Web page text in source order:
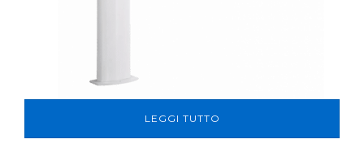
LEGGI TUTTO